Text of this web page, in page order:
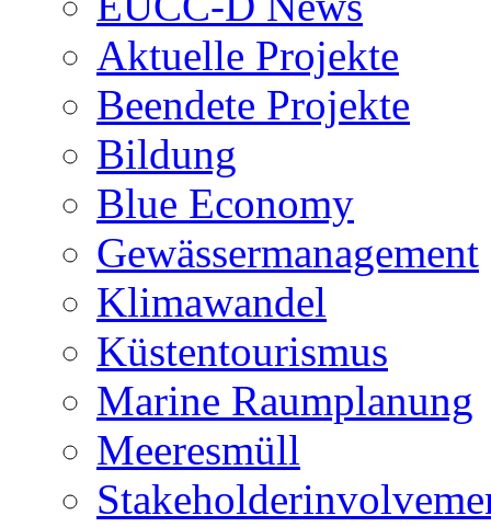
Aktuelle Projekte
Beendete Projekte
Bildung
Blue Economy
Gewässermanagement
Klimawandel
Küstentourismus
Marine Raumplanung
Meeresmüll